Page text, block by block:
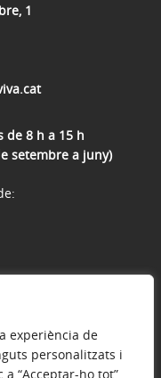
experiència de
personalitzats i
“Acceptar-ho tot”
1
de 8 h a 15 h
setembre a juny)